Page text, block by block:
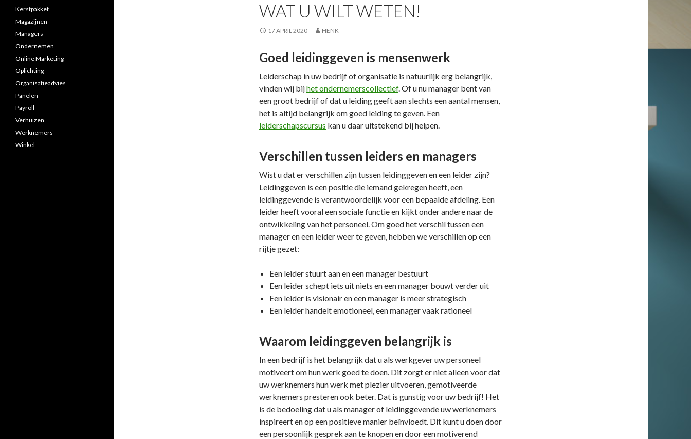
WAT U WILT WETEN!
17 APRIL 2020 HENK
Goed leidinggeven is mensenwerk
Leiderschap in uw bedrijf of organisatie is natuurlijk erg belangrijk,
vinden wij bijhet ondernemerscollectief. Of u nu manager bent van
een groot bedrijf of dat u leiding geeft aan slechts een aantal mensen,
het is altijd belangrijk om goed leiding te geven. Een
leiderschapscursus kan u daar uitstekend bij helpen.
Verschillen tussen leiders en managers
Wist u dat er verschillen zijn tussen leidinggeven en een leider zijn?
Leidinggeven is een positie die iemand gekregen heeft, een
leidinggevende is verantwoordelijk voor een bepaalde afdeling. Een
leider heeft vooral een sociale functie en kijkt onder andere naar de
ontwikkeling van het personeel. Om goed het verschil tussen een
manager en een leider weer te geven, hebben we verschillen op een
rijtje gezet:
Een leider stuurt aan en een manager bestuurt
Een leider schept iets uit niets en een manager bouwt verder uit
Een leider is visionair en een manager is meer strategisch
Een leider handelt emotioneel, een manager vaak rationeel
Waarom leidinggeven belangrijk is
In een bedrijf is het belangrijk dat u als werkgever uw personeel
motiveert om hun werk goed te doen. Dit zorgt er niet alleen voor dat
uw werknemers hun werk met plezier uitvoeren, gemotiveerde
werknemers presteren ook beter. Dat is gunstig voor uw bedrijf! Het
is de bedoeling dat u als manager of leidinggevende uw werknemers
inspireert en op een positieve manier beïnvloedt. Dit kunt u doen door
een persoonlijk gesprek aan te knopen en door een motiverend
Kerstpakket
Magazijnen
Managers
Ondernemen
Online Marketing
Oplichting
Organisatieadvies
Panelen
Payroll
Verhuizen
Werknemers
Winkel